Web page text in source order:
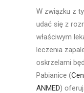
W związku z
udać się z
właściwym
leczenia
oskrzelami
Pabianice (
ANMED)